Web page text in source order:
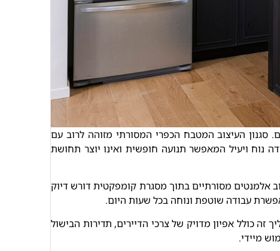
סגנון העיצוב המטבח הכפרי המסורתי מזוהה לרוב עם
נוח ויעיל המאפשר תנועה חופשית ואינו יוצר תחושת
אלמנטים מסורתיים בתוך מסגרת קומפקטית דורש דיוק
עבודה שוטפת ונוחה בכל שעות היום.
כולל אפיון מדויק של צרכי הדיירים, תדירות הבישול
מיידי.